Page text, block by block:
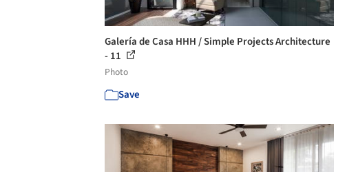
Galería de Casa HHH / Simple Projects Architecture
- 11
Photo
Save